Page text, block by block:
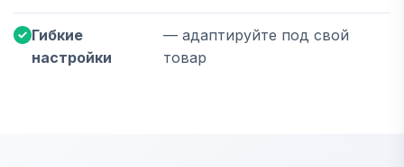
Гибкие
настройки
— адаптируйте под свой
товар